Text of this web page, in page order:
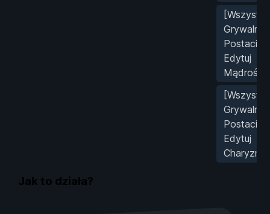
Grywalne
Postacie]
Edytuj
Mądrość
Grywalne
Postacie]
Edytuj
Charyzmę
Jak to działa?